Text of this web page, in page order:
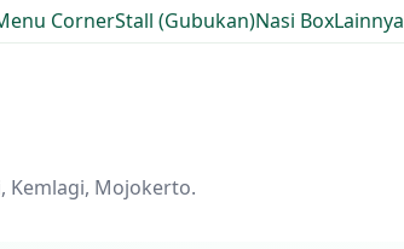
CornerStall (Gubukan)Nasi BoxLainnya
Kemlagi, Mojokerto.